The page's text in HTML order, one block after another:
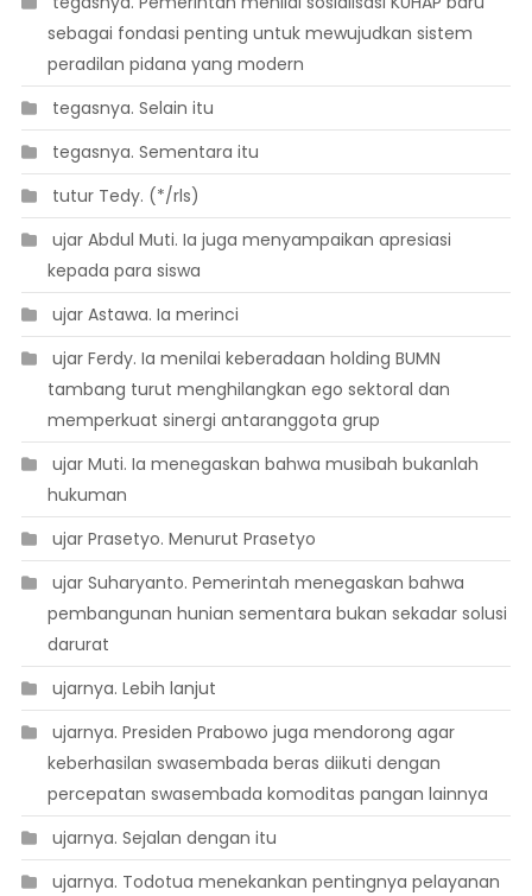
sebagai fondasi penting untuk mewujudkan sistem
peradilan pidana yang modern
 tegasnya. Selain itu
 tegasnya. Sementara itu
 tutur Tedy. (*/rls)
 ujar Abdul Muti. Ia juga menyampaikan apresiasi
kepada para siswa
 ujar Astawa. Ia merinci
 ujar Ferdy. Ia menilai keberadaan holding BUMN
tambang turut menghilangkan ego sektoral dan
memperkuat sinergi antaranggota grup
 ujar Muti. Ia menegaskan bahwa musibah bukanlah
hukuman
 ujar Prasetyo. Menurut Prasetyo
 ujar Suharyanto. Pemerintah menegaskan bahwa
pembangunan hunian sementara bukan sekadar solusi
darurat
 ujarnya. Lebih lanjut
 ujarnya. Presiden Prabowo juga mendorong agar
keberhasilan swasembada beras diikuti dengan
percepatan swasembada komoditas pangan lainnya
 ujarnya. Sejalan dengan itu
 ujarnya. Todotua menekankan pentingnya pelayanan